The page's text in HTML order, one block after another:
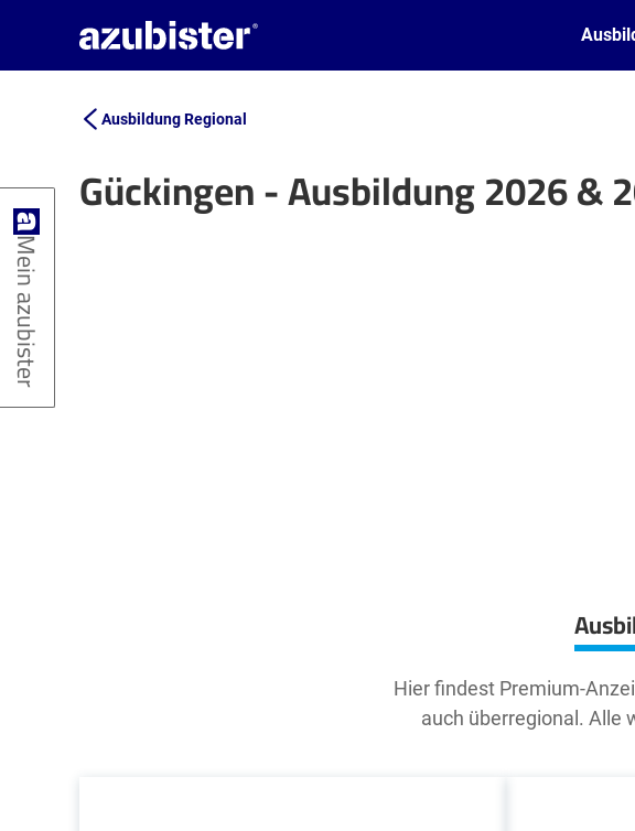
Ausbildung Regional
Gückingen - Ausbildung 2026 &
Leaflet| ©
Hier findest Premium-
auch überregional. Alle
Mein azubister